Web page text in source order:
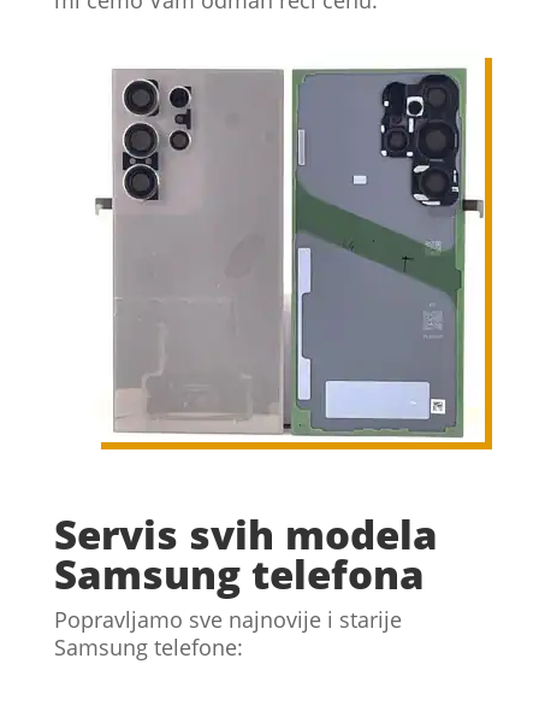
Servis svih modela
Samsung telefona
Popravljamo sve najnovije i starije
Samsung telefone: